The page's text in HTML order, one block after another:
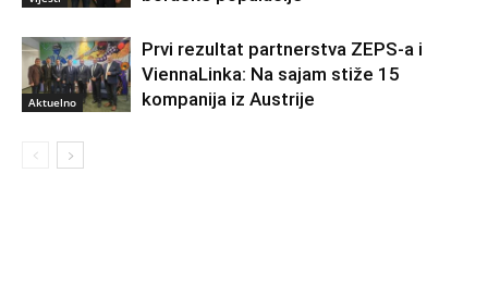
Aktuelno
Prvi rezultat partnerstva ZEPS-a i
ViennaLinka: Na sajam stiže 15
kompanija iz Austrije